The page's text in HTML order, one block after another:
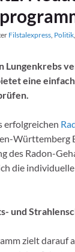
Filstalexpress, Politik,
Lungenkrebs
eine
erfolgreichen
Württemberg
des Radon-
die
und
zielt darauf